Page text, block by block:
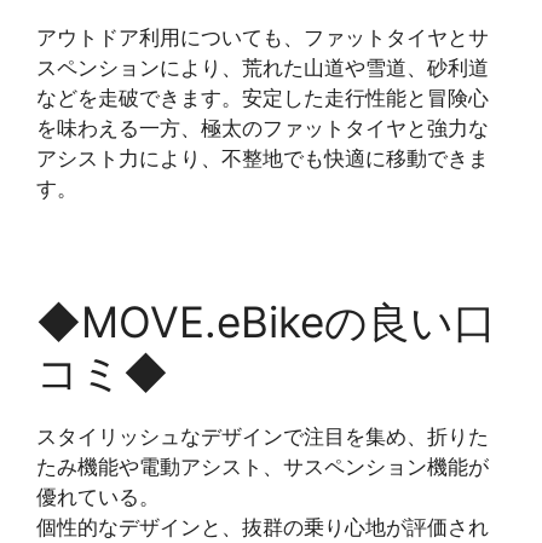
アウトドア利用についても、ファットタイヤとサ
スペンションにより、荒れた山道や雪道、砂利道
などを走破できます。安定した走行性能と冒険心
を味わえる一方、極太のファットタイヤと強力な
アシスト力により、不整地でも快適に移動できま
す。
◆MOVE.eBikeの良い口
コミ◆
スタイリッシュなデザインで注目を集め、折りた
たみ機能や電動アシスト、サスペンション機能が
優れている。
個性的なデザインと、抜群の乗り心地が評価され